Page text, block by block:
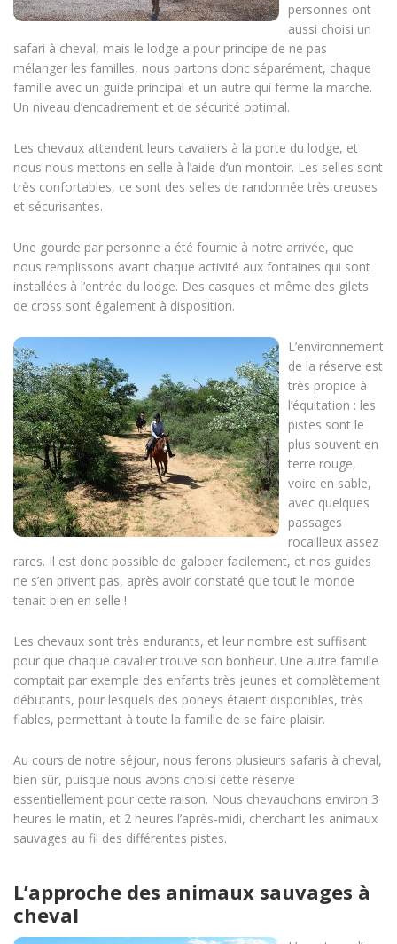
personnes ont
aussi choisi un
safari à cheval, mais le lodge a pour principe de ne pas
mélanger les familles, nous partons donc séparément, chaque
famille avec un guide principal et un autre qui ferme la marche.
Un niveau d’encadrement et de sécurité optimal.
Les chevaux attendent leurs cavaliers à la porte du lodge, et
nous nous mettons en selle à l’aide d’un montoir. Les selles sont
très confortables, ce sont des selles de randonnée très creuses
et sécurisantes.
Une gourde par personne a été fournie à notre arrivée, que
nous remplissons avant chaque activité aux fontaines qui sont
installées à l’entrée du lodge. Des casques et même des gilets
de cross sont également à disposition.
L’environnement
de la réserve est
très propice à
l’équitation : les
pistes sont le
plus souvent en
terre rouge,
voire en sable,
avec quelques
passages
rocailleux assez
rares. Il est donc possible de galoper facilement, et nos guides
ne s’en privent pas, après avoir constaté que tout le monde
tenait bien en selle !
Les chevaux sont très endurants, et leur nombre est suffisant
pour que chaque cavalier trouve son bonheur. Une autre famille
comptait par exemple des enfants très jeunes et complètement
débutants, pour lesquels des poneys étaient disponibles, très
fiables, permettant à toute la famille de se faire plaisir.
Au cours de notre séjour, nous ferons plusieurs safaris à cheval,
bien sûr, puisque nous avons choisi cette réserve
essentiellement pour cette raison. Nous chevauchons environ 3
heures le matin, et 2 heures l’après-midi, cherchant les animaux
sauvages au fil des différentes pistes.
L’approche des animaux sauvages à
cheval